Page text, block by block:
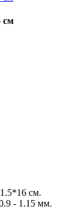
см
см.
- 1.15 мм.